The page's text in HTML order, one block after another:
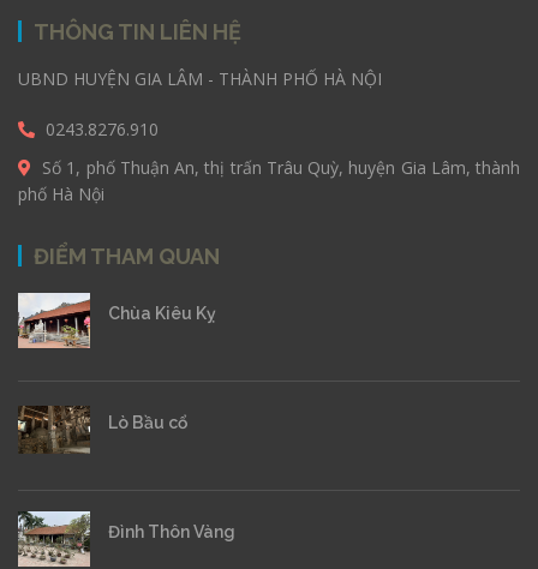
THÔNG TIN LIÊN HỆ
UBND HUYỆN GIA LÂM - THÀNH PHỐ HÀ NỘI
0243.8276.910
Số 1, phố Thuận An, thị trấn Trâu Quỳ, huyện Gia Lâm, thành
phố Hà Nội
ĐIỂM THAM QUAN
Chùa Kiêu Kỵ
Lò Bầu cổ
Đình Thôn Vàng